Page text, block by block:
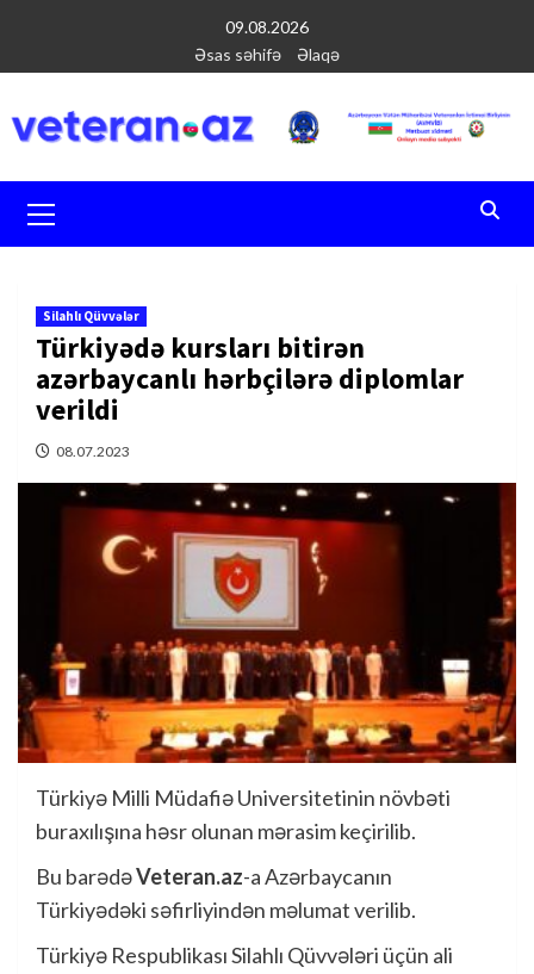
содержимому
09.08.2026
Əsas səhifə
Əlaqə
меню
Silahlı Qüvvələr
Türkiyədə kursları bitirən
azərbaycanlı hərbçilərə diplomlar
verildi
08.07.2023
Türkiyə Milli Müdafiə Universitetinin növbəti
buraxılışına həsr olunan mərasim keçirilib.
Bu barədəVeteran.az-a Azərbaycanın
Türkiyədəki səfirliyindən məlumat verilib.
Türkiyə Respublikası Silahlı Qüvvələri üçün ali